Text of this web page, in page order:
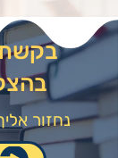
נחזור